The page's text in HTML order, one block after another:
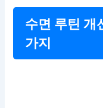
수면 루틴 개
가지